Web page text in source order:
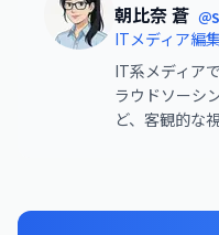
朝比奈 蒼 ＠
ITメディア編
IT系メディア
ラウドソーシ
ど、客観的な